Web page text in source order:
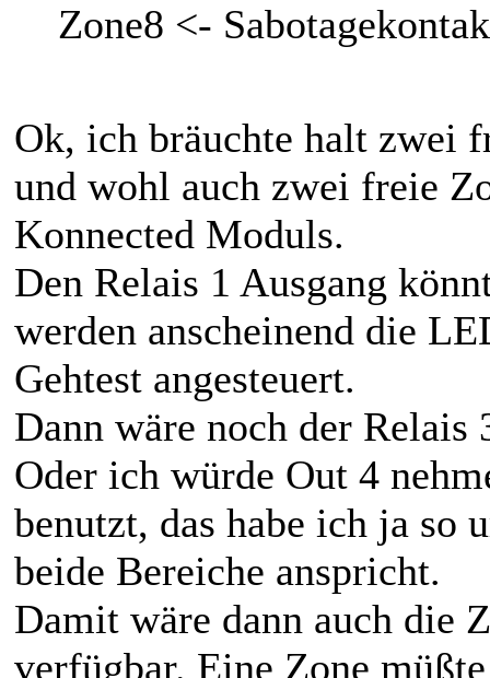
Zone8 <-
Ok, ich bräuchte halt zwei
und wohl auch zwei freie
Konnected Moduls.
Den Relais 1 Ausgang
werden anscheinend die
Gehtest angesteuert.
Dann wäre noch der Relais
Oder ich würde Out 4
benutzt, das habe ich ja so
beide Bereiche anspricht.
Damit wäre dann auch die
verfügbar. Eine Zone